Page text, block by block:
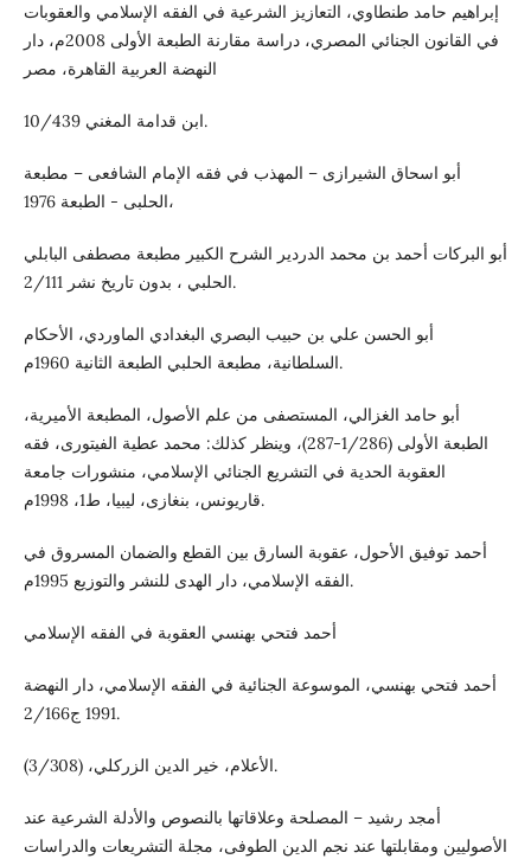
إبراهيم حامد طنطاوي، التعازيز الشرعية في الفقه الإسلامي والعقوبات
في القانون الجنائي المصري، دراسة مقارنة الطبعة الأولى 2008م، دار
النهضة العربية القاهرة، مصر
ابن قدامة المغني 10/439.
أبو اسحاق الشيرازى – المهذب في فقه الإمام الشافعى – مطبعة
الحلبى - الطبعة 1976،
أبو البركات أحمد بن محمد الدردير الشرح الكبير مطبعة مصطفى البابلي
الحلبي ، بدون تاريخ نشر 2/111.
أبو الحسن علي بن حبيب البصري البغدادي الماوردي، الأحكام
السلطانية، مطبعة الحلبي الطبعة الثانية 1960م.
أبو حامد الغزالي، المستصفى من علم الأصول، المطبعة الأميرية،
الطبعة الأولى (1/286-287)، وينظر كذلك: محمد عطية الفيتورى، فقه
العقوبة الحدية في التشريع الجنائي الإسلامي، منشورات جامعة
قاريونس، بنغازى، ليبيا، ط1، 1998م.
أحمد توفيق الأحول، عقوبة السارق بين القطع والضمان المسروق في
الفقه الإسلامي، دار الهدى للنشر والتوزيع 1995م.
أحمد فتحي بهنسي العقوبة في الفقه الإسلامي
أحمد فتحي بهنسي، الموسوعة الجنائية في الفقه الإسلامي، دار النهضة
1991 ج2/166.
الأعلام، خير الدين الزركلي، (3/308).
أمجد رشيد – المصلحة وعلاقاتها بالنصوص والأدلة الشرعية عند
الأصوليين ومقابلتها عند نجم الدين الطوفى، مجلة التشريعات والدراسات